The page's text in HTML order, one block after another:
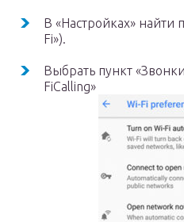
В «Настройках» найти
Fi»).
Выбрать пункт
FiCalling»